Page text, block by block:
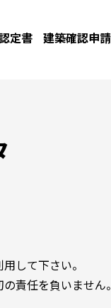
定書 建築確認申
して下さい。
責任を負いません。